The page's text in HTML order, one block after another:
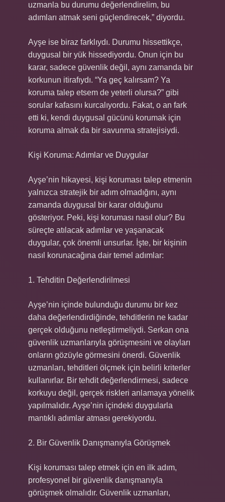
uzmanla bu durumu değerlendirelim, bu
adımları atmak seni güçlendirecek,” diyordu.
Ayşe ise biraz farklıydı. Durumu hissettikçe,
duygusal bir yük hissediyordu. Onun için bu
karar, sadece güvenlik değil, aynı zamanda bir
korkunun itirafıydı. “Ya geç kalırsam? Ya
koruma talep etsem de yeterli olursa?” gibi
sorular kafasını kurcalıyordu. Fakat, o an fark
etti ki, kendi duygusal gücünü korumak için
koruma almak da bir savunma stratejisiydi.
Kişi Koruma: Adımlar ve Duygular
Ayşe’nin hikayesi, kişi koruması talep etmenin
yalnızca stratejik bir adım olmadığını, aynı
zamanda duygusal bir karar olduğunu
gösteriyor. Peki, kişi koruması nasıl olur? Bu
süreçte atılacak adımlar ve yaşanacak
duygular, çok önemli unsurlar. İşte, bir kişinin
nasıl korunacağına dair temel adımlar:
1. Tehditin Değerlendirilmesi
Ayşe’nin içinde bulunduğu durumu bir kez
daha değerlendirdiğinde, tehditlerin ne kadar
gerçek olduğunu netleştirmeliydi. Serkan ona
güvenlik uzmanlarıyla görüşmesini ve olayları
onların gözüyle görmesini önerdi. Güvenlik
uzmanları, tehditleri ölçmek için belirli kriterler
kullanırlar. Bir tehdit değerlendirmesi, sadece
korkuyu değil, gerçek riskleri anlamaya yönelik
yapılmalıdır. Ayşe’nin içindeki duygularla
mantıklı adımlar atması gerekiyordu.
2. Bir Güvenlik Danışmanıyla Görüşmek
Kişi koruması talep etmek için en ilk adım,
profesyonel bir güvenlik danışmanıyla
görüşmek olmalıdır. Güvenlik uzmanları,